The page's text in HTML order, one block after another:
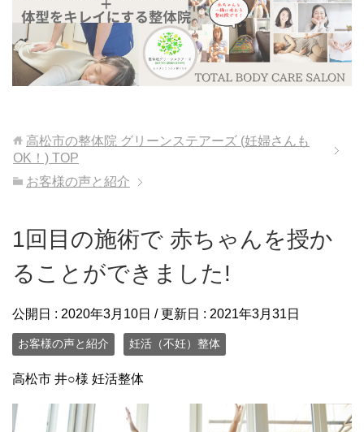
高松市の整体院 グリーンステアーズ (妊婦さんも
OK！) TOP
お客様の声と紹介
1回目の施術で 赤ちゃんを授か
ることができました!
公開日 : 2020年3月10日 / 更新日 : 2021年3月31日
お客様の声と紹介 妊活（不妊）整体
高松市 井○様 妊活整体